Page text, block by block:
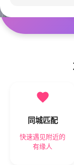
同城匹配
快速遇见附近的
有缘人